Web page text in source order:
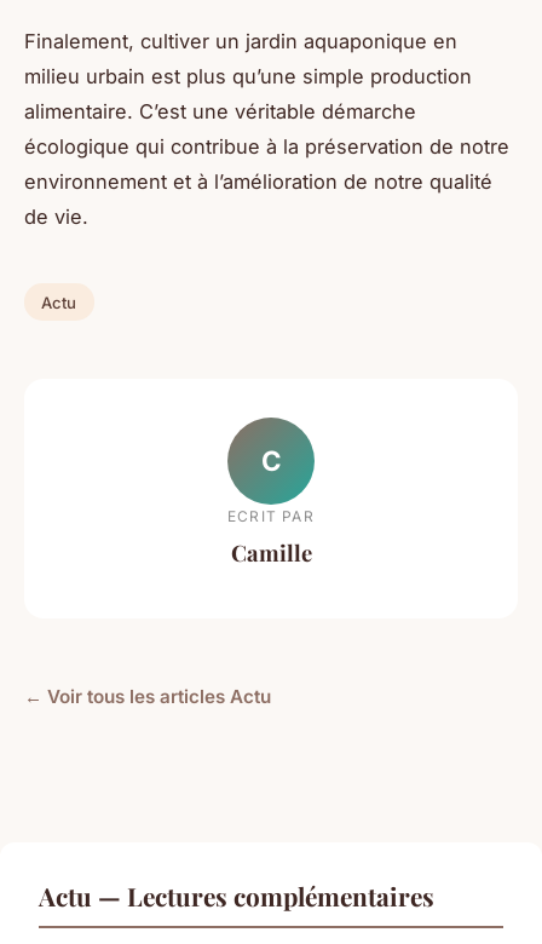
Finalement, cultiver un jardin aquaponique en
milieu urbain est plus qu’une simple production
alimentaire. C’est une véritable démarche
écologique qui contribue à la préservation de notre
environnement et à l’amélioration de notre qualité
de vie.
Actu
C
ECRIT PAR
Camille
← Voir tous les articles Actu
Actu — Lectures complémentaires